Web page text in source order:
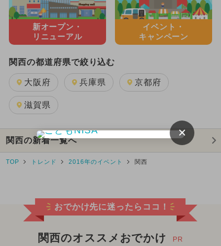
新オープン・
リニューアル
イベント・
キャンペーン
関西の都道府県で絞り込む
大阪府 兵庫県 京都府
滋賀県
関西の新着一覧へ
TOP トレンド 2016年のイベント 関西
おでかけ先に迷ったらココ！
関西のオススメおでかけ PR
×